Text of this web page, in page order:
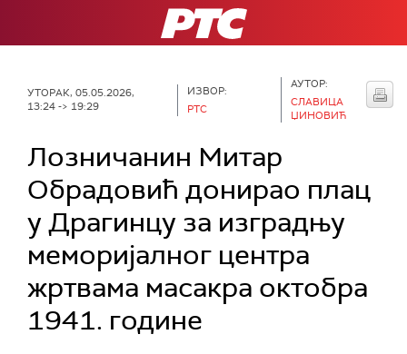
РТС
УТОРАК, 05.05.2026,
13:24 -> 19:29
ИЗВОР:
РТС
АУТОР:
СЛАВИЦА
ЏИНОВИЋ
Лозничанин Митар
Обрадовић донирао плац
у Драгинцу за изградњу
меморијалног центра
жртвама масакра октобра
1941. године